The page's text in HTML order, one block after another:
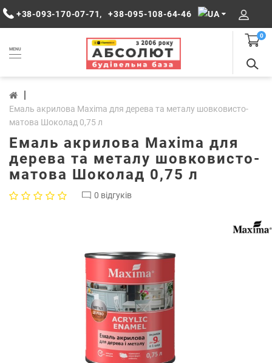
+38-093-170-07-71, +38-095-108-64-46
MENU
0
Емаль акрилова Maxima для дерева та металу шовковисто-
матова Шоколад 0,75 л
Емаль акрилова Maxima для
дерева та металу шовковисто-
матова Шоколад 0,75 л
0 відгуків